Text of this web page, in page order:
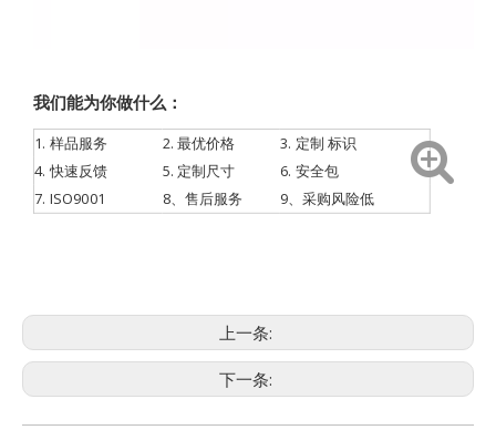
我们能为你做什么：
1. 样品服务 2. 最优价格 3. 定制 标识
4.快速反馈 5. 定制尺寸
6. 安全包
7. ISO9001 8、售后服务 9、采购风险低
上一条:
下一条: